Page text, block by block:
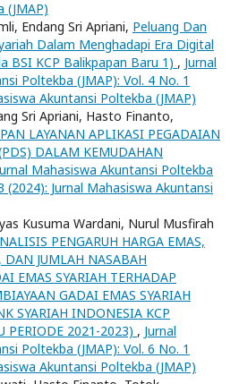
(JMAP)
Endang Sri Apriani, Peluang Dan
Dalam Menghadapi Era Digital
BSI KCP Balikpapan Baru 1) , Jurnal
Poltekba (JMAP): Vol. 4 No. 1
Akuntansi Poltekba (JMAP)
Sri Apriani, Hasto Finanto,
LAYANAN APLIKASI PEGADAIAN
DALAM KEMUDAHAN
Mahasiswa Akuntansi Poltekba
(2024): Jurnal Mahasiswa Akuntansi
Kusuma Wardani, Nurul Musfirah
PENGARUH HARGA EMAS,
JUMLAH NASABAH
EMAS SYARIAH TERHADAP
GADAI EMAS SYARIAH
SYARIAH INDONESIA KCP
PERIODE 2021-2023) , Jurnal
Poltekba (JMAP): Vol. 6 No. 1
Akuntansi Poltekba (JMAP)